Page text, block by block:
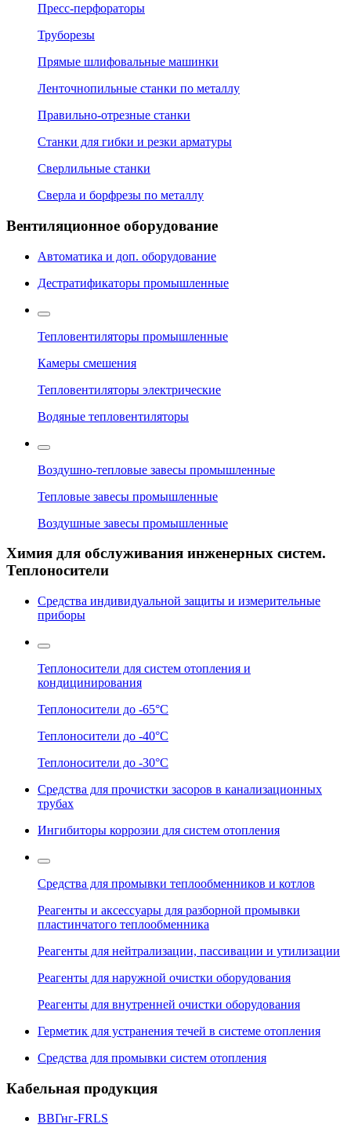
Пресс-перфораторы
Труборезы
Прямые шлифовальные машинки
Ленточнопильные станки по металлу
Правильно-отрезные станки
Станки для гибки и резки арматуры
Сверлильные станки
Сверла и борфрезы по металлу
Вентиляционное оборудование
Автоматика и доп. оборудование
Дестратификаторы промышленные
Тепловентиляторы промышленные
Камеры смешения
Тепловентиляторы электрические
Водяные тепловентиляторы
Воздушно-тепловые завесы промышленные
Тепловые завесы промышленные
Воздушные завесы промышленные
Химия для обслуживания инженерных систем.
Теплоносители
Средства индивидуальной защиты и измерительные
приборы
Теплоносители для систем отопления и
кондицинирования
Теплоносители до -65°C
Теплоносители до -40°C
Теплоносители до -30°C
Средства для прочистки засоров в канализационных
трубах
Ингибиторы коррозии для систем отопления
Средства для промывки теплообменников и котлов
Реагенты и аксессуары для разборной промывки
пластинчатого теплообменника
Реагенты для нейтрализации, пассивации и утилизации
Реагенты для наружной очистки оборудования
Реагенты для внутренней очистки оборудования
Герметик для устранения течей в системе отопления
Средства для промывки систем отопления
Кабельная продукция
ВВГнг-FRLS